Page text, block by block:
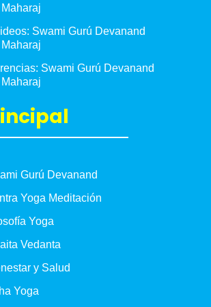
Swami Gurú Devanand
Swami Gurú Devanand
Gurú Devanand
Yoga Meditación
Yoga
Vedanta
y Salud
Yoga